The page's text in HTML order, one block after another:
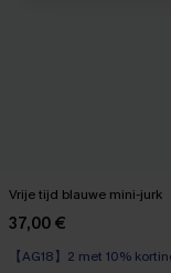
Vrije tijd blauwe mini-jurk
37,00 €
【AG18】2 met 10%